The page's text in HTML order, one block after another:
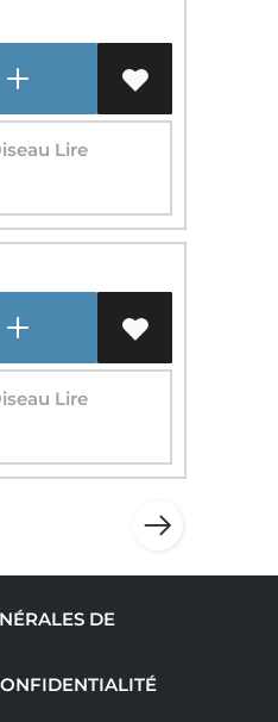
Lire
Lire
DE